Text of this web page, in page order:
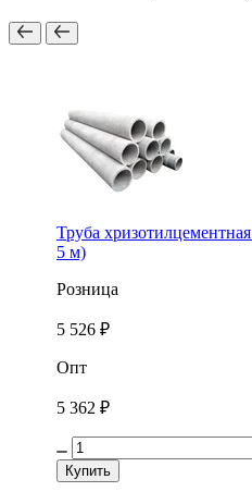
Труба
5 м)
Розница
5 526 ₽
Опт
5 362 ₽
Купить